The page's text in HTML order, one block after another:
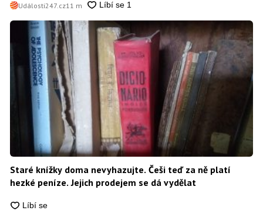
Události247.cz11 m
Staré knížky doma nevyhazujte. Češi teď za ně platí
hezké peníze. Jejich prodejem se dá vydělat